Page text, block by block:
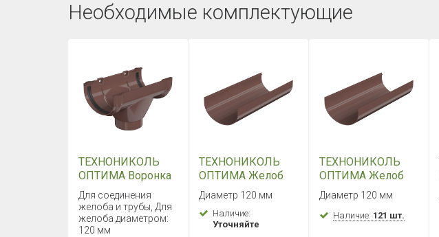
Необходимые комплектующие
ТЕХНОНИКОЛЬ
ОПТИМА Воронка
желоба
(Коричневый)
Для соединения
желоба и трубы, Для
желоба диаметром:
120 мм
ТЕХНОНИКОЛЬ
ОПТИМА Желоб
2000 мм
(Коричневый)
Диаметр 120 мм
Наличие:
Уточняйте
ТЕХНОНИКОЛЬ
ОПТИМА Желоб
3000 мм
(Коричневый)
Диаметр 120 мм
Наличие: 121 шт.